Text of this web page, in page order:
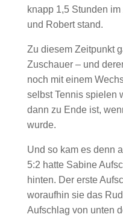
knapp 1,5 Stunden
und Robert stand.
Zu diesem Zeitpunkt
Zuschauer – und
noch mit einem
selbst Tennis spielen
dann zu Ende ist,
wurde.
Und so kam es denn
5:2 hatte Sabine
hinten. Der erste
woraufhin sie das
Aufschlag von unten